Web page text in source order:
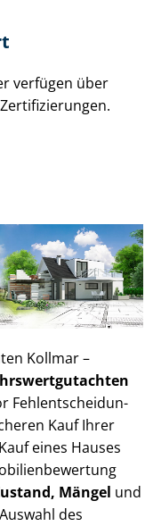
verfügen über
Kollmar –
Fehl­ent­schei­dun­
Kauf Ihrer
eines Hauses
Mängel und
des